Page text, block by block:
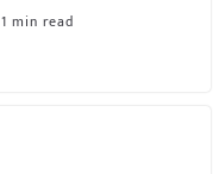
1 min read